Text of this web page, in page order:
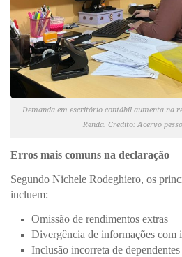
Demanda em escritório contábil aumenta na
Renda. Crédito: Acervo
Erros mais comuns na declaração
Segundo Nichele Rodeghiero, os
incluem:
Omissão de rendimentos extras
Divergência de informações com
Inclusão incorreta de dependentes